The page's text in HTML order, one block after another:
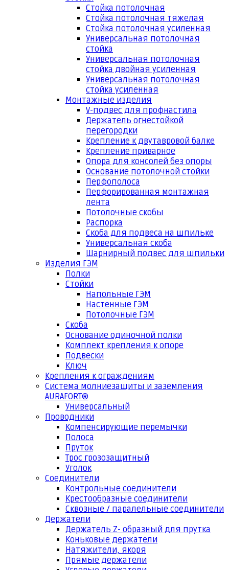
Стойка потолочная
Стойка потолочная тяжелая
Стойка потолочная усиленная
Универсальная потолочная
стойка
Универсальная потолочная
стойка двойная усиленная
Универсальная потолочная
стойка усиленная
Монтажные изделия
V-подвес для профнастила
Держатель огнестойкой
перегородки
Крепление к двутавровой балке
Крепление приварное
Опора для консолей без опоры
Основание потолочной стойки
Перфополоса
Перфорированная монтажная
лента
Потолочные скобы
Распорка
Скоба для подвеса на шпильке
Универсальная скоба
Шарнирный подвес для шпильки
Изделия ГЭМ
Полки
Стойки
Напольные ГЭМ
Настенные ГЭМ
Потолочные ГЭМ
Скоба
Основание одиночной полки
Комплект крепления к опоре
Подвески
Ключ
Крепления к ограждениям
Система молниезащиты и заземления
AURAFORT®
Универсальный
Проводники
Компенсирующие перемычки
Полоса
Пруток
Трос грозозащитный
Уголок
Соединители
Контрольные соединители
Крестообразные соединители
Сквозные / паралельные соединители
Держатели
Держатель Z- образный для прутка
Коньковые держатели
Натяжители, якоря
Прямые держатели